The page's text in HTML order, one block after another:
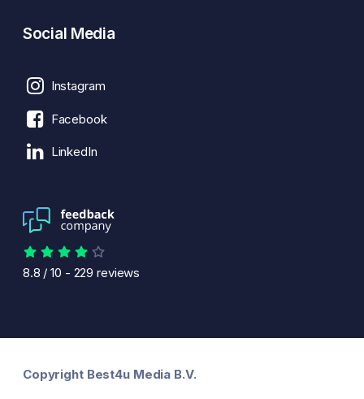
Social Media
Instagram
Facebook
LinkedIn
8.8 /10 - 229 reviews
Copyright Best4u Media B.V.